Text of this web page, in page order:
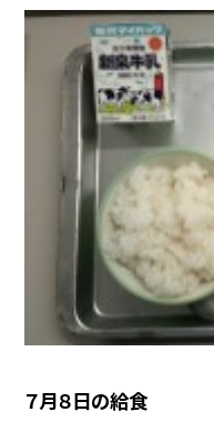
７月８日の給食